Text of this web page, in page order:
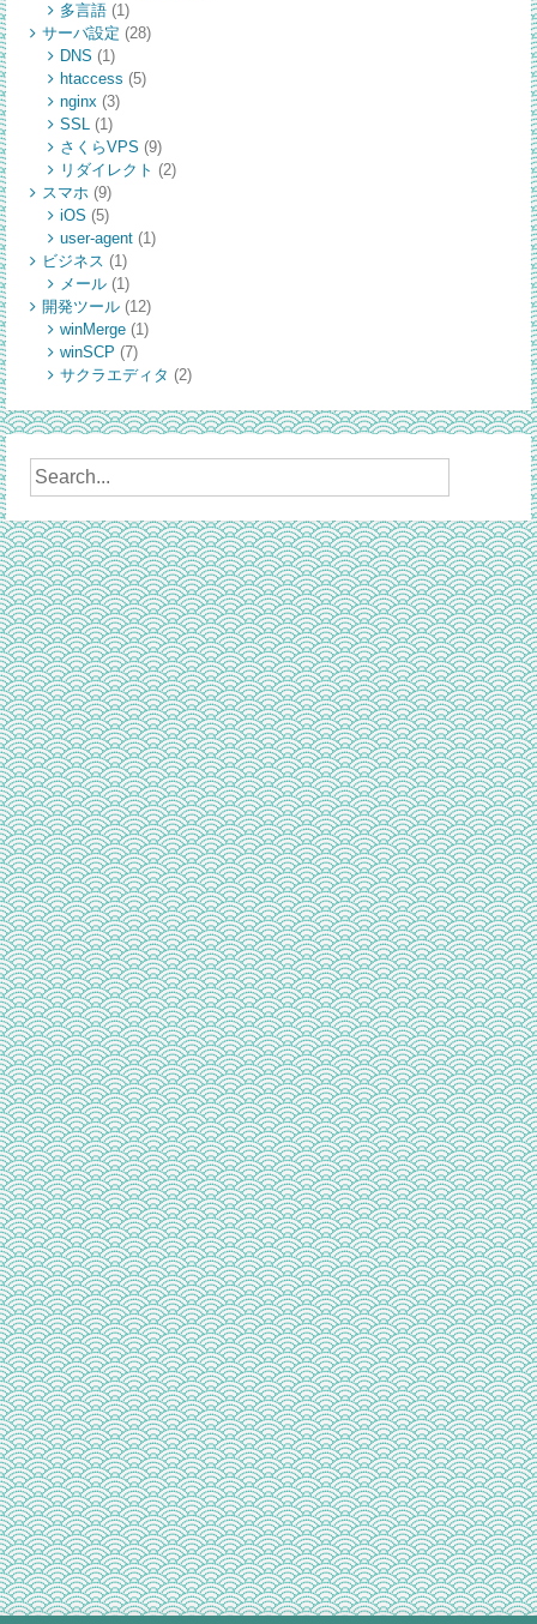
多言語(1)
サーバ設定 (28)
DNS (1)
htaccess (5)
nginx (3)
SSL(1)
さくらVPS (9)
リダイレクト (2)
スマホ (9)
iOS (5)
user-agent(1)
ビジネス (1)
メール(1)
開発ツール(12)
winMerge(1)
winSCP (7)
サクラエディタ (2)